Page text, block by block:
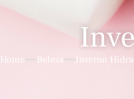
Home Beleza Inverno